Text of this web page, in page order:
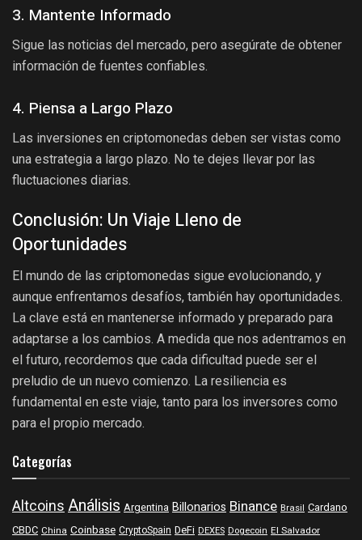
3. Mantente Informado
Sigue las noticias del mercado, pero asegúrate de obtener
información de fuentes confiables.
4. Piensa a Largo Plazo
Las inversiones en criptomonedas deben ser vistas como
una estrategia a largo plazo. No te dejes llevar por las
fluctuaciones diarias.
Conclusión: Un Viaje Lleno de
Oportunidades
El mundo de las criptomonedas sigue evolucionando, y
aunque enfrentamos desafíos, también hay oportunidades.
La clave está en mantenerse informado y preparado para
adaptarse a los cambios. A medida que nos adentramos en
el futuro, recordemos que cada dificultad puede ser el
preludio de un nuevo comienzo. La resiliencia es
fundamental en este viaje, tanto para los inversores como
para el propio mercado.
Categorías
AltcoinsAnálisis Argentina BillonariosBinance Brasil Cardano
CBDC China Coinbase CryptoSpain DeFi DEXES Dogecoin El Salvador